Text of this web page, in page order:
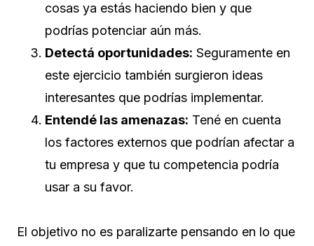
cosas ya estás haciendo bien y que
podrías potenciar aún más.
Detectá oportunidades: Seguramente en
este ejercicio también surgieron ideas
interesantes que podrías implementar.
Entendé las amenazas: Tené en cuenta
los factores externos que podrían afectar a
tu empresa y que tu competencia podría
usar a su favor.
El objetivo no es paralizarte pensando en lo que